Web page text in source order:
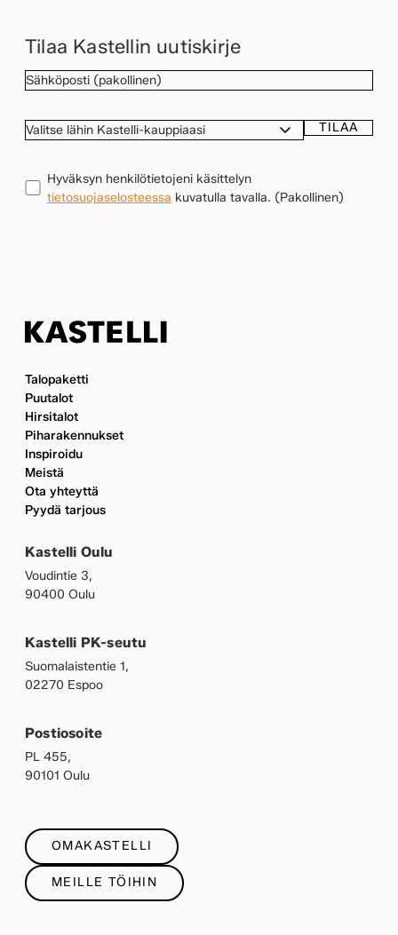
Tilaa Kastellin uutiskirje
SÄHKÖPOSTI(Pakollinen)
VALITSE
KAUPPIAASI
TIETOSUOJA(Pakollinen)
Hyväksyn henkilötietojeni käsittelyn
tietosuojaselosteessa kuvatulla tavalla. (Pakollinen)
TILAA
Talopaketti
Puutalot
Hirsitalot
Piharakennukset
Inspiroidu
Meistä
Ota yhteyttä
Pyydä tarjous
Kastelli Oulu
Voudintie 3,
90400 Oulu
Kastelli PK-seutu
Suomalaistentie 1,
02270 Espoo
Postiosoite
PL 455,
90101 Oulu
OMAKASTELLI
MEILLE TÖIHIN